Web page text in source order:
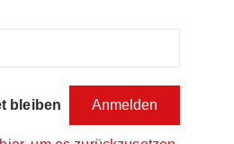
bleiben